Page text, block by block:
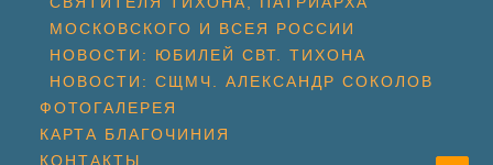
МОСКОВСКОГО И ВСЕЯ РОССИИ
НОВОСТИ: ЮБИЛЕЙ СВТ. ТИХОНА
НОВОСТИ: СЩМЧ. АЛЕКСАНДР СОКОЛОВ
ФОТОГАЛЕРЕЯ
КАРТА БЛАГОЧИНИЯ
КОНТАКТЫ